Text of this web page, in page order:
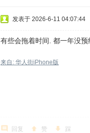
发表于 2026-6-11 04:07:44
有些会拖着时间. 都一年没
来自: 华人街iPhone版
回复 赞 踩